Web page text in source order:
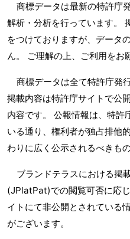
商標データは最新の特許庁
解析・分析を行っています。
をつけておりますが、データ
ん。 ご理解の上、ご利用をお
商標データは全て特許庁発
掲載内容は特許庁サイトで公
内容です。 公報情報は、特許
いる通り、権利者が独占排他
わりに広く公示されるべきもの
ブランドテラスにおける掲
(JPlatPat)での閲覧可否に応
イトにて非公開とされている
がございます。